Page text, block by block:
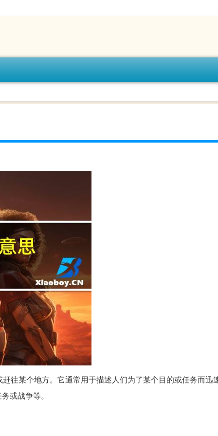
往某个地方。它通常用于描述人们为了某个目的或任务而迅
或战争等。